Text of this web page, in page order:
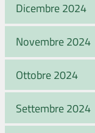
Dicembre 2024
Novembre 2024
Ottobre 2024
Settembre 2024